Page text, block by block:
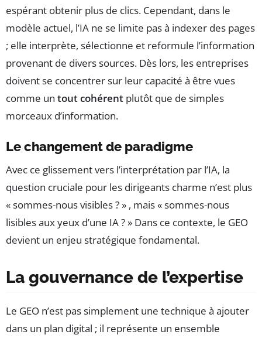
espérant obtenir plus de clics. Cependant, dans le
modèle actuel, l’IA ne se limite pas à indexer des pages
; elle interprète, sélectionne et reformule l’information
provenant de divers sources. Dès lors, les entreprises
doivent se concentrer sur leur capacité à être vues
comme un tout cohérent plutôt que de simples
morceaux d’information.
Le changement de paradigme
Avec ce glissement vers l’interprétation par l’IA, la
question cruciale pour les dirigeants charme n’est plus
« sommes-nous visibles ? » , mais « sommes-nous
lisibles aux yeux d’une IA ? » Dans ce contexte, le GEO
devient un enjeu stratégique fondamental.
La gouvernance de l’expertise
Le GEO n’est pas simplement une technique à ajouter
dans un plan digital ; il représente un ensemble